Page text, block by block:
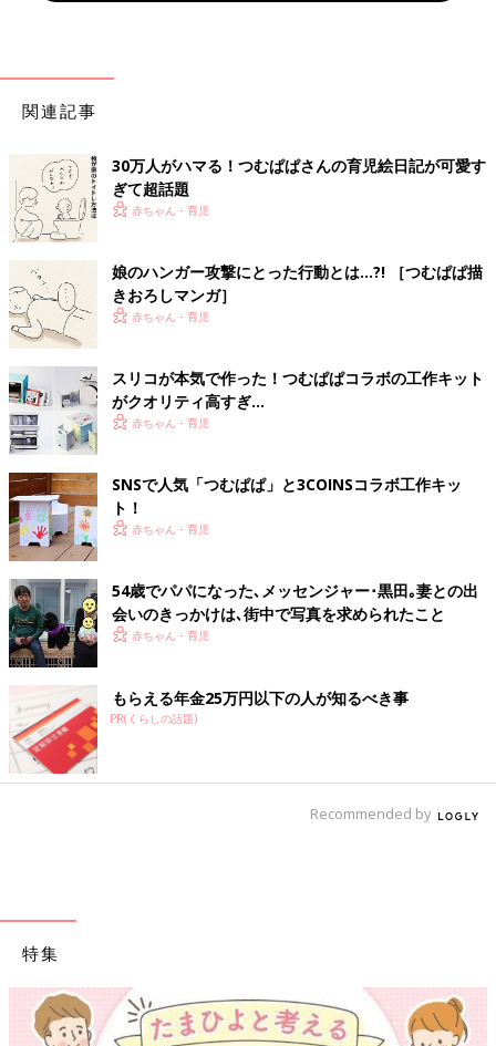
関連記事
30万人がハマる！つむぱぱさんの育児絵日記が可愛す
ぎて超話題
赤ちゃん・育児
娘のハンガー攻撃にとった行動とは…?! ［つむぱぱ描
きおろしマンガ］
赤ちゃん・育児
スリコが本気で作った！つむぱぱコラボの工作キット
がクオリティ高すぎ…
赤ちゃん・育児
SNSで人気「つむぱぱ」と3COINSコラボ工作キッ
ト！
赤ちゃん・育児
54歳でパパになった､メッセンジャー･黒田｡妻との出
会いのきっかけは､街中で写真を求められたこと
赤ちゃん・育児
もらえる年金25万円以下の人が知るべき事
PR(くらしの話題)
Recommended by
特集